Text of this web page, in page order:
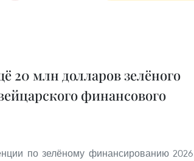
20 млн долларов зелёного
финансового
по зелёному финансированию 2026